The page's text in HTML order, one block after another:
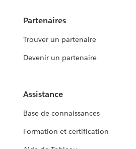
Partenaires
Trouver un partenaire
Devenir un partenaire
Assistance
Base de connaissances
Formation et certification